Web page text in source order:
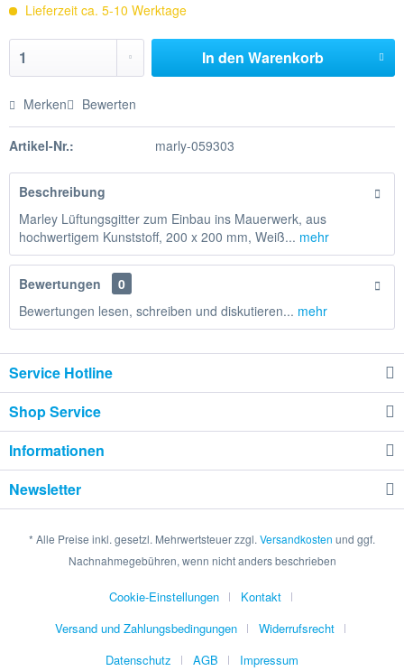
Lieferzeit ca. 5-10 Werktage
In den Warenkorb
Merken Bewerten
Artikel-Nr.: marly-059303
Beschreibung
Marley Lüftungsgitter zum Einbau ins Mauerwerk, aus
hochwertigem Kunststoff, 200 x 200 mm, Weiß... mehr
Bewertungen
0
Bewertungen lesen, schreiben und diskutieren... mehr
Service Hotline
Shop Service
Informationen
Newsletter
* Alle Preise inkl. gesetzl. Mehrwertsteuer zzgl. Versandkosten und ggf.
Nachnahmegebühren, wenn nicht anders beschrieben
Cookie-Einstellungen
Kontakt
Versand und Zahlungsbedingungen
Widerrufsrecht
Datenschutz
AGB Impressum